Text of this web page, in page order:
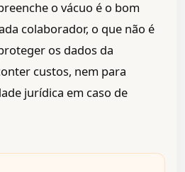
o vácuo é o bom
colaborador, o que não é
os dados da
custos, nem para
jurídica em caso de